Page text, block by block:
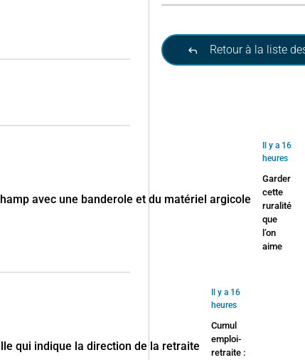
Retour à la liste
Il y a 16
heures
Garder
cette
ruralité
que
l’on
aime
Il y a 16
heures
Cumul
emploi-
retraite :